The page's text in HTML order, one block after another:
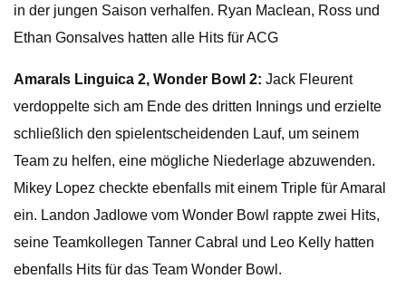
in der jungen Saison verhalfen. Ryan Maclean, Ross und
Ethan Gonsalves hatten alle Hits für ACG
Amarals Linguica 2, Wonder Bowl 2: Jack Fleurent
verdoppelte sich am Ende des dritten Innings und erzielte
schließlich den spielentscheidenden Lauf, um seinem
Team zu helfen, eine mögliche Niederlage abzuwenden.
Mikey Lopez checkte ebenfalls mit einem Triple für Amaral
ein. Landon Jadlowe vom Wonder Bowl rappte zwei Hits,
seine Teamkollegen Tanner Cabral und Leo Kelly hatten
ebenfalls Hits für das Team Wonder Bowl.